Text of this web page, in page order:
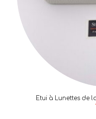
Etui à Lunettes de